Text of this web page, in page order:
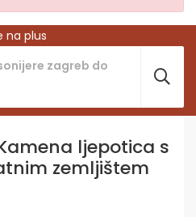
na plus
Kamena ljepotica s
zemljištem